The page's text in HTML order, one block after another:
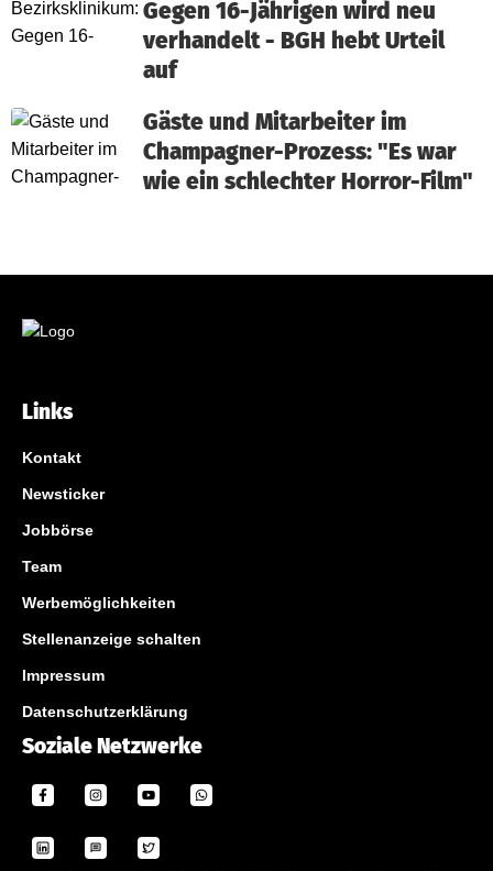
Gegen 16-Jährigen wird neu
verhandelt - BGH hebt Urteil
auf
Gäste und Mitarbeiter im
Champagner-Prozess: "Es war
wie ein schlechter Horror-Film"
Links
Kontakt
Newsticker
Jobbörse
Team
Werbemöglichkeiten
Stellenanzeige schalten
Impressum
Datenschutzerklärung
Soziale Netzwerke